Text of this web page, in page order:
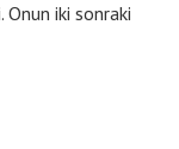
iki sonraki